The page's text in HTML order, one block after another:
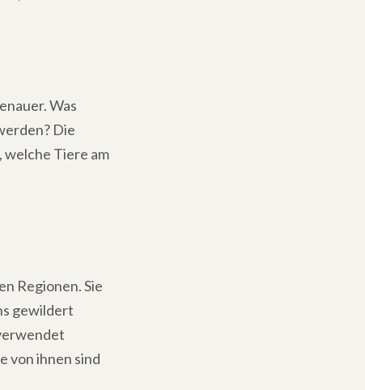
Was
Die
welche Tiere am
Regionen. Sie
gewildert
von ihnen sind